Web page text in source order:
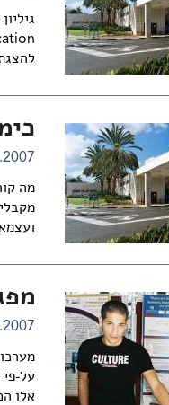
מה
על-
אלו